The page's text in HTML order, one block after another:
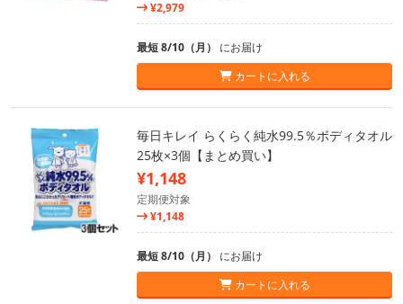
¥2,979
最短 8/10（月） にお届け
カートに入れる
毎日キレイ らくらく純水99.5％ボディタオル
25枚×3個【まとめ買い】
¥1,148
定期便対象
¥1,148
最短 8/10（月） にお届け
カートに入れる